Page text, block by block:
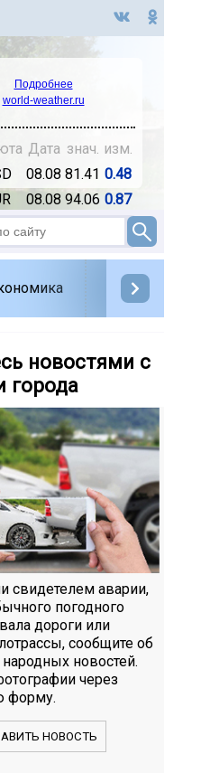
Подробнее
world-weather.ru
Дата знач. изм.
08.08 81.41 0.48
08.08 94.06 0.87
Спорт
новостями с
города
свидетелем аварии,
погодного
дороги или
сообщите об
новостей.
через
форму.
НОВОСТЬ